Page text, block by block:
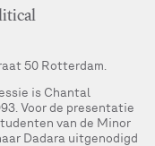
50 Rotterdam.
is Chantal
Voor de presentatie
van de Minor
Dadara uitgenodigd